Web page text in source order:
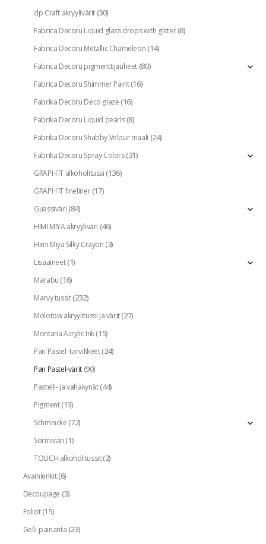
dp Craft akryylivärit(30)
Fabrica Decoru Liquid glass drops with glitter(8)
Fabrica Decoru Metallic Chameleon(14)
Fabrica Decoru pigmenttijauheet(80)
Fabrica Decoru Shimmer Paint(16)
Fabrika Decoru Deco glaze(16)
Fabrika Decoru Liquid pearls(8)
Fabrika Decoru Shabby Velour maali (24)
Fabrika Decoru Spray Colors(31)
GRAPH`IT alkoholitussi(136)
GRAPH`IT fineliner(17)
Guassiväri(84)
HIMI MIYA akryyliväri (46)
Himi Miya Silky Crayon(3)
Lisäaineet(1)
Marabu (16)
Marvy tussit(232)
Molotow akryylitussi ja värit(27)
Montana Acrylic Ink(15)
Pan Pastel -tarvikkeet(24)
Pan Pastel-värit(90)
Pastelli- ja vahakynät(44)
Pigment(13)
Schmincke(72)
Sormiväri(1)
TOUCH alkoholitussit(2)
Avainlenkit(6)
Decoupage (3)
Foliot(15)
Gelli-painanta(23)